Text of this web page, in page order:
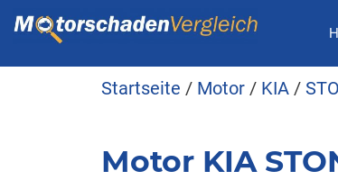
Startseite / Motor / KIA /
Motor KIA